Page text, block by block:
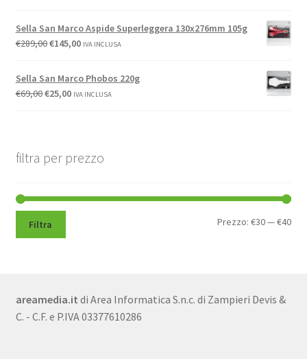
Sella San Marco Aspide Superleggera 130x276mm 105g
€289,00€145,00 IVA INCLUSA
Sella San Marco Phobos 220g
€69,00€25,00 IVA INCLUSA
filtra per prezzo
Filtra Prezzo:€30—€40
areamedia.it di Area Informatica S.n.c. di Zampieri Devis &
C. - C.F. e P.IVA 03377610286